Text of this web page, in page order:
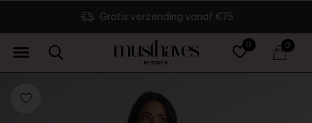
0 0
Gratis verzending vanaf €75